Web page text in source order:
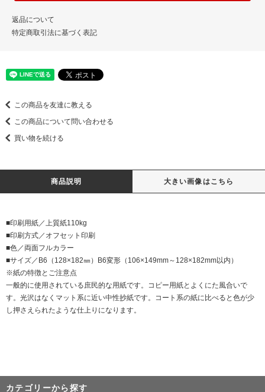
返品について
特定商取引法に基づく表記
この商品を友達に教える
この商品について問い合わせる
買い物を続ける
商品説明 大きい画像はこちら
■印刷用紙／上質紙110kg
■印刷方式／オフセット印刷
■色／両面フルカラー
■サイズ／B6（128×182㎜）B6変形（106×149mm～128×182mm以内）
※紙の特徴とご注意点
一般的に使用されている庶民的な用紙です。コピー用紙とよくにた風合いで
す。光沢はなくマット系に近い中性抄紙です。コート系の紙に比べると色が少
し押さえられたような仕上りになります。
カテゴリーから探す